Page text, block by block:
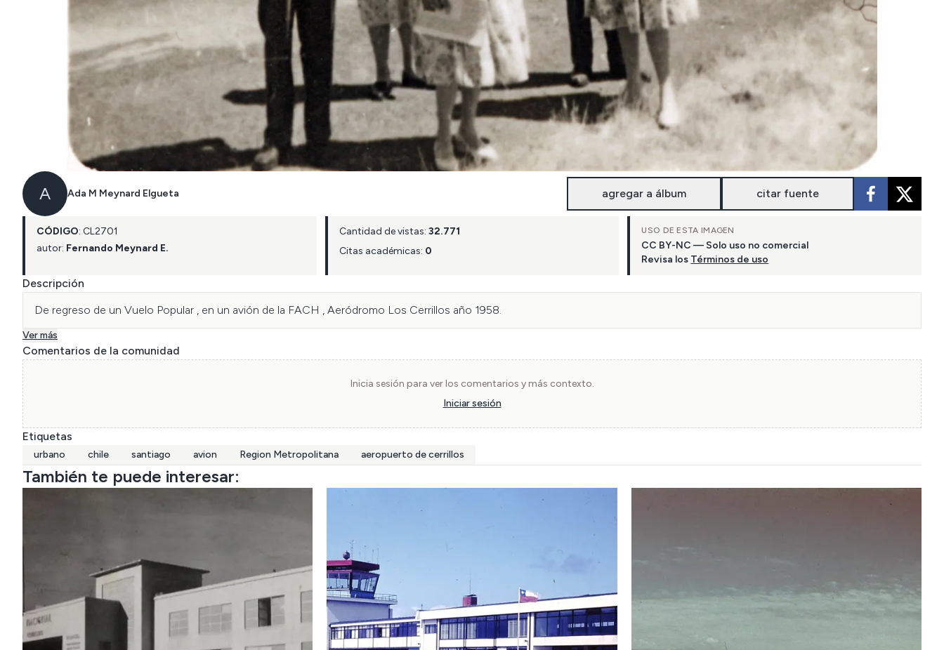
A Ada M Meynard Elgueta agregar a álbum citar fuente
CÓDIGO: CL2701
autor: Fernando Meynard E.
Cantidad de vistas: 32.771
Citas académicas: 0
USO DE ESTA IMAGEN
CC BY-NC — Solo uso no comercial
Revisa los Términos de uso
Descripción
De regreso de un Vuelo Popular , en un avión de la FACH , Aeródromo Los Cerrillos año 1958.
Ver más
Comentarios de la comunidad
Inicia sesión para ver los comentarios y más contexto.
Iniciar sesión
Etiquetas
urbano chile santiago avion Region Metropolitana aeropuerto de cerrillos
También te puede interesar: